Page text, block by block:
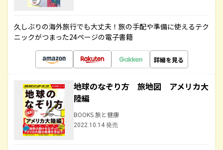
久しぶりの海外旅行でも大丈夫！旅の手配や準備に使えるテク
ニックがつまった24ページの電子書籍
詳細を見る
地球のなぞり方 旅地図 アメリカ大
陸編
BOOKS 旅と健康
2022.10.14 発売